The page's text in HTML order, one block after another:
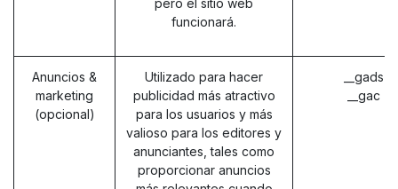
funcionará.
Anuncios &
marketing
(opcional)
Utilizado para hacer
publicidad más atractivo
para los usuarios y más
valioso para los editores y
anunciantes, tales como
proporcionar anuncios
__gads
__gac